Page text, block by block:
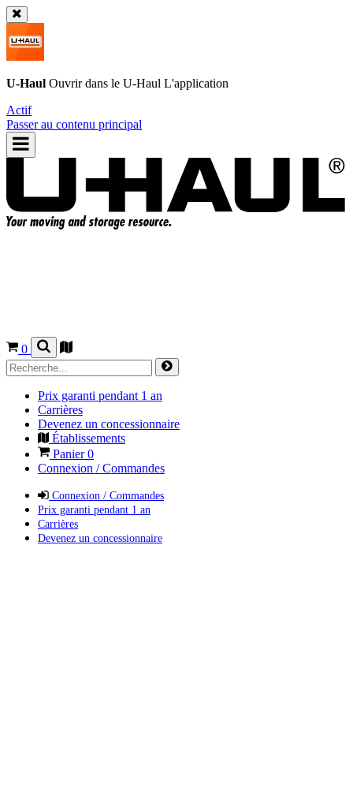
U-Haul Ouvrir dans le U-Haul L'application
Actif
Passer au contenu principal
0
Prix garanti pendant 1 an
Carrières
Devenez un concessionnaire
Établissements
Panier0
Connexion / Commandes
Connexion / Commandes
Prix garanti pendant 1 an
Carrières
Devenez un concessionnaire